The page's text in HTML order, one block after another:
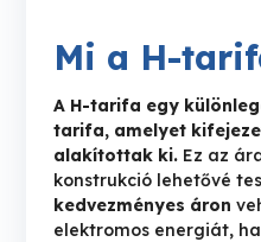
Mi a H-
A H-tarifa egy
tarifa, amelyet
alakítottak ki.Ez az
konstrukció lehetővé
kedvezményes áron
elektromos energiát,